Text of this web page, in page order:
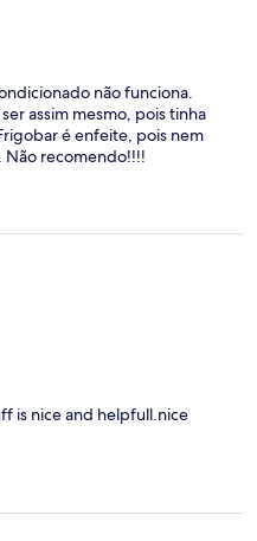
não funciona.
assim mesmo, pois tinha
é enfeite, pois nem
Não recomendo!!!!
is nice and helpfull.nice